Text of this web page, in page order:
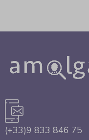
(+33)9 833 846 75